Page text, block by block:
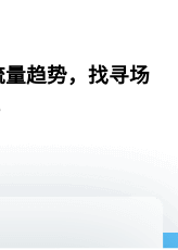
趋势，找寻场